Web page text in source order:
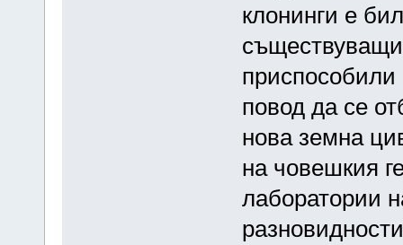
клонинги е
приспособили
повод да се
нова земна
на човешкия
лаборатории